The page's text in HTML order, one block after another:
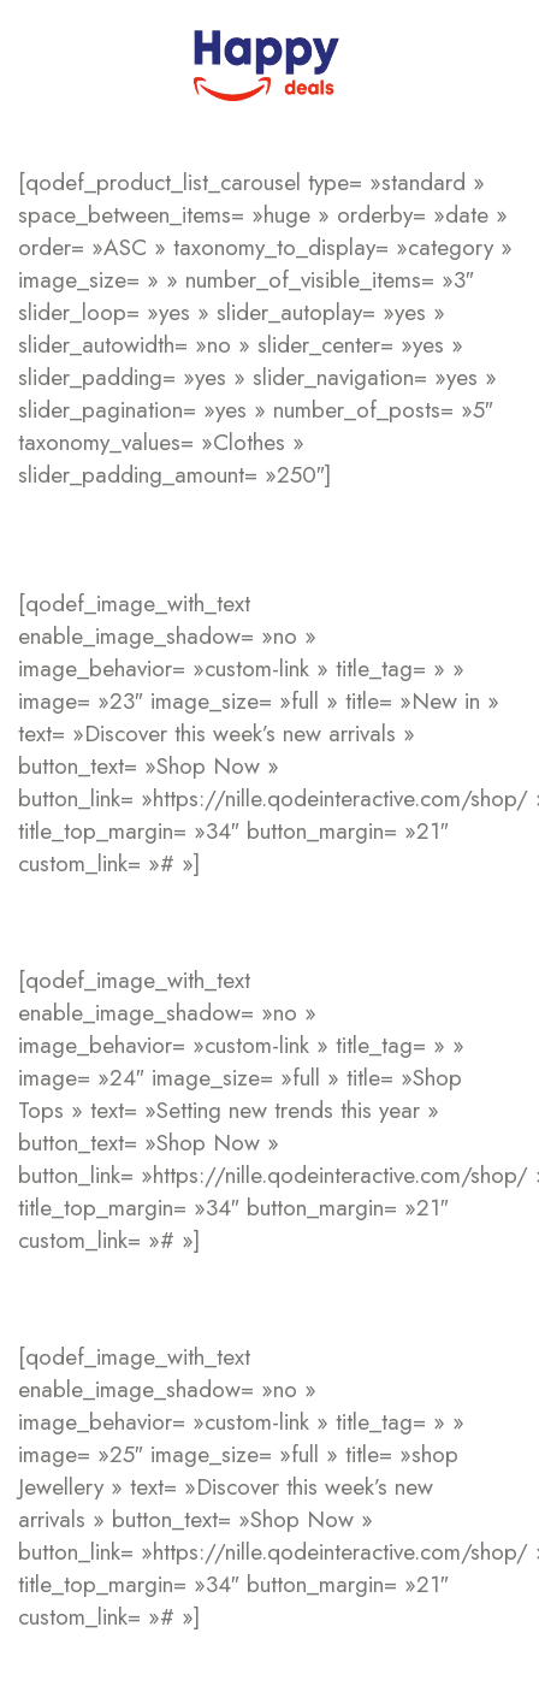
[qodef_product_list_carousel type= »standard »
space_between_items= »huge » orderby= »date »
order= »ASC » taxonomy_to_display= »category »
image_size= » » number_of_visible_items= »3″
slider_loop= »yes » slider_autoplay= »yes »
slider_autowidth= »no » slider_center= »yes »
slider_padding= »yes » slider_navigation= »yes »
slider_pagination= »yes » number_of_posts= »5″
taxonomy_values= »Clothes »
slider_padding_amount= »250″]
[qodef_image_with_text
enable_image_shadow= »no »
image_behavior= »custom-link » title_tag= » »
image= »23″ image_size= »full » title= »New in »
text= »Discover this week’s new arrivals »
button_text= »Shop Now »
button_link= »https://nille.qodeinteractive.com/shop/
title_top_margin= »34″ button_margin= »21″
custom_link= »# »]
[qodef_image_with_text
enable_image_shadow= »no »
image_behavior= »custom-link » title_tag= » »
image= »24″ image_size= »full » title= »Shop
Tops » text= »Setting new trends this year »
button_text= »Shop Now »
button_link= »https://nille.qodeinteractive.com/shop/
title_top_margin= »34″ button_margin= »21″
custom_link= »# »]
[qodef_image_with_text
enable_image_shadow= »no »
image_behavior= »custom-link » title_tag= » »
image= »25″ image_size= »full » title= »shop
Jewellery » text= »Discover this week’s new
arrivals » button_text= »Shop Now »
button_link= »https://nille.qodeinteractive.com/shop/
title_top_margin= »34″ button_margin= »21″
custom_link= »# »]